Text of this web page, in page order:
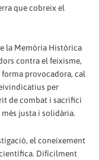
que cobreix el
la Memòria Històrica
contra el feixisme,
forma provocadora, cal
per
de combat i sacrifici
justa i solidària.
el coneixement
Difícilment